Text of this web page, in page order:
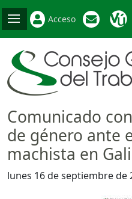
Acceso
Comunicado
de género ante
machista en
lunes 16 de septiembre de